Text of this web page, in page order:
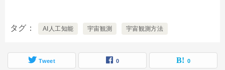
タグ AI人工知能 宇宙観測 宇宙観測方法
Tweet 0 0